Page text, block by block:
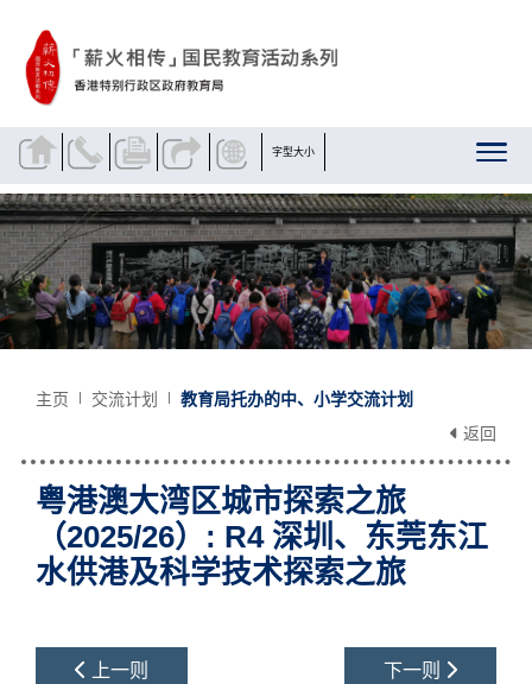
字型大小
主页 交流计划
教育局托办的中、小学交流计划
返回
粤港澳大湾区城市探索之旅
（2025/26）: R4 深圳、东莞东江
水供港及科学技术探索之旅
上一则 下一则